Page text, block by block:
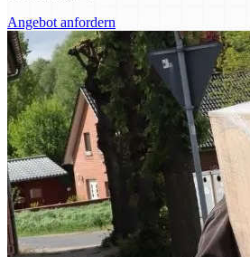
Angebot anfordern